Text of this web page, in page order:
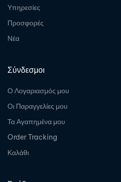
Υπηρεσίες
Προσφορές
Νέα
Σύνδεσμοι
Ο Λογαριασμός μου
Οι Παραγγελίες μου
Τα Αγαπημένα μου
Order Tracking
Καλάθι